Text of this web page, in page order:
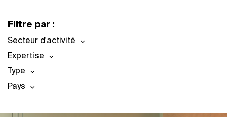
Filtre par :
Secteur d'activité
Expertise
Type
Pays